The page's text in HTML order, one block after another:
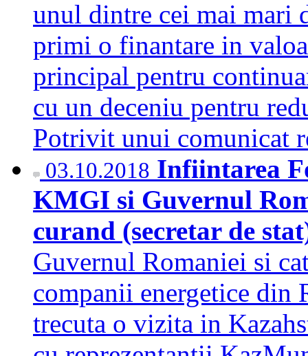
unul dintre cei mai mari
primi o finantare in
principal pentru
cu un deceniu pentru
Potrivit unui
03.10.2018 Infiintarea
KMGI si Guvernul
curand (secretar de
Guvernul Romaniei si
companii energetice din
trecuta o vizita in